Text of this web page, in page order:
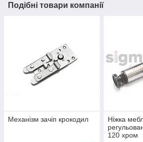
Подібні товари компанії
Механізм зачіп крокодил
Ніжка
120 хром